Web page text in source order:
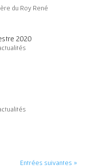
du Roy René
2020
Entrées suivantes »